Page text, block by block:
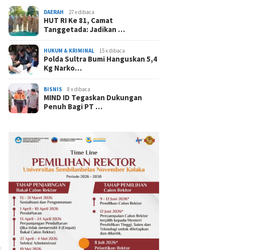
DAERAH 27 x dibaca
HUT RI Ke 81, Camat
Tanggetada: Jadikan …
HUKUM & KRIMINAL 15 x dibaca
Polda Sultra Bumi Hanguskan 5,4
Kg Narko…
BISNIS 8 x dibaca
MIND ID Tegaskan Dukungan
Penuh Bagi PT …